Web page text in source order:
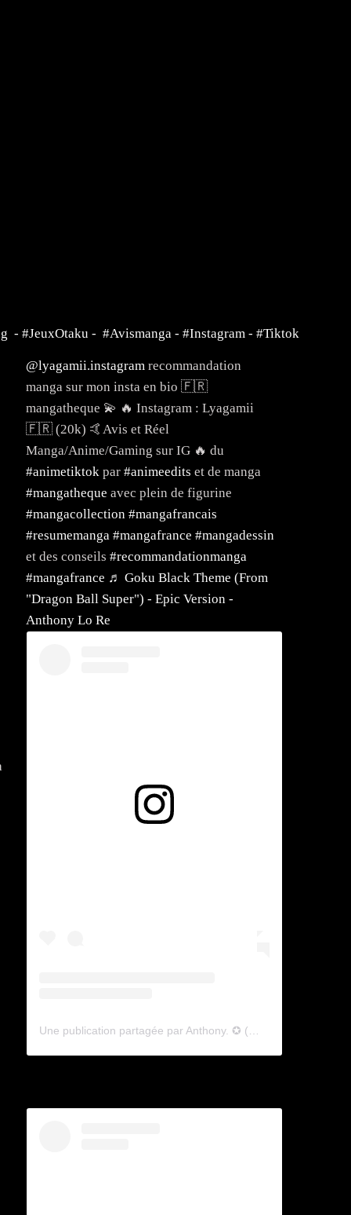
- #JeuxOtaku - #Avismanga - #Instagram - #Tiktok
@lyagamii.instagram recommandation
manga sur mon insta en bio 🇫🇷
mangatheque 💫 🔥 Instagram : Lyagamii
🇫🇷 (20k) 🤙Avis et Réel
Manga/Anime/Gaming sur IG 🔥 du
#animetiktok par #animeedits et de manga
#mangatheque avec plein de figurine
#mangacollection #mangafrancais
#resumemanga #mangafrance #mangadessin
et des conseils #recommandationmanga
#mangafrance ♬ Goku Black Theme (From
"Dragon Ball Super") - Epic Version -
Anthony Lo Re